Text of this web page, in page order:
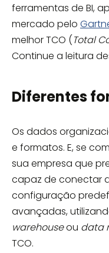
ferramentas de BI,
mercado pelo
melhor TCO (Total
Continue a leitura
Diferentes
Os dados
e formatos. E, se
sua empresa que
capaz de conectar
configuração
avançadas,
warehouseou data
TCO.